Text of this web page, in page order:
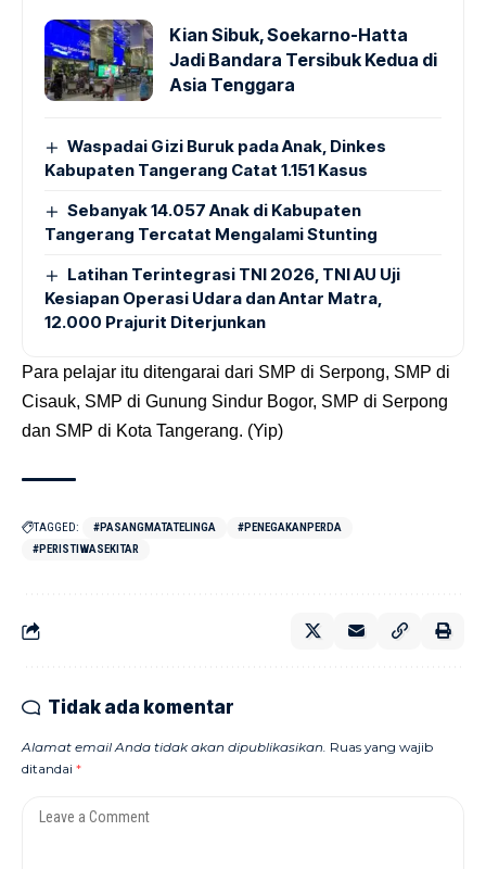
Kian Sibuk, Soekarno-Hatta
Jadi Bandara Tersibuk Kedua di
Asia Tenggara
Waspadai Gizi Buruk pada Anak, Dinkes
Kabupaten Tangerang Catat 1.151 Kasus
Sebanyak 14.057 Anak di Kabupaten
Tangerang Tercatat Mengalami Stunting
Latihan Terintegrasi TNI 2026, TNI AU Uji
Kesiapan Operasi Udara dan Antar Matra,
12.000 Prajurit Diterjunkan
Para pelajar itu ditengarai dari SMP di Serpong, SMP di
Cisauk, SMP di Gunung Sindur Bogor, SMP di Serpong
dan SMP di Kota Tangerang. (Yip)
TAGGED: #PASANGMATATELINGA
#PENEGAKANPERDA
#PERISTIWASEKITAR
Tidak ada komentar
Alamat email Anda tidak akan dipublikasikan. Ruas yang wajib
ditandai *